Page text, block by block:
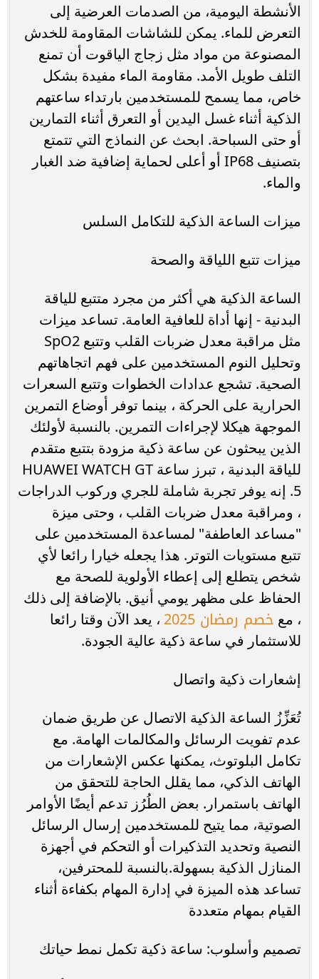
الأنشطة اليومية، من الصدمات العرضية إلى
التعرض للماء. يمكن للشاشات المقاومة للخدش
المصنوعة من مواد مثل زجاج الياقوت أن تمنع
التلف طويل الأمد. مقاومة الماء مفيدة بشكل
خاص، مما يسمح للمستخدمين بارتداء ساعتهم
الذكية أثناء غسل اليدين أو التعرق أثناء التمارين
أو حتى السباحة. ابحث عن النماذج التي تتمتع
بتصنيف IP68 أو أعلى لحماية إضافية ضد الغبار
والماء.
ميزات الساعة الذكية للتكامل السلس
ميزات تتبع اللياقة والصحة
الساعة الذكية هي أكثر من مجرد متتبع للياقة
البدنية - إنها أداة للعافية العامة. تساعد ميزات
مثل مراقبة معدل ضربات القلب وتتبع SpO2
وتحليل النوم المستخدمين على فهم اتجاهاتهم
الصحية. تشجع عدادات الخطوات وتتبع السعرات
الحرارية على الحركة ، بينما توفر أوضاع التمرين
الموجهة هيكلا لإجراءات التمرين. بالنسبة لأولئك
الذين يبحثون عن ساعة ذكية مزودة بتتبع متقدم
للياقة البدنية ، تبرز ساعة HUAWEI WATCH GT
5. إنه يوفر تجربة شاملة للجري وركوب الدراجات
، ومراقبة معدل ضربات القلب ، وحتى ميزة
"مساعد العاطفة" لمساعدة المستخدمين على
تتبع مستويات التوتر. هذا يجعله خيارا رائعا لأي
شخص يتطلع إلى إعطاء الأولوية للصحة مع
الحفاظ على مظهر يومي أنيق. بالإضافة إلى ذلك
، مع خصم رمضان 2025
، يعد الآن وقتا رائعا
للاستثمار في ساعة ذكية عالية الجودة.
إشعارات ذكية واتصال
تُعَزِّزُ الساعة الذكية الاتصال عن طريق ضمان
عدم تفويت الرسائل والمكالمات الهامة. مع
تكامل البلوتوث، يمكنها عكس الإشعارات من
الهاتف الذكي، مما يقلل الحاجة للتحقق من
الهاتف باستمرار. بعض الطُرُز تدعم أيضًا الأوامر
الصوتية، مما يتيح للمستخدمين إرسال الرسائل
النصية وتحديد التذكيرات أو التحكم في أجهزة
المنازل الذكية بسهولة.بالنسبة للمحترفين،
تساعد هذه الميزة في إدارة المهام بكفاءة أثناء
القيام بمهام متعددة
تصميم وأسلوب: ساعة ذكية تكمل نمط حياتك